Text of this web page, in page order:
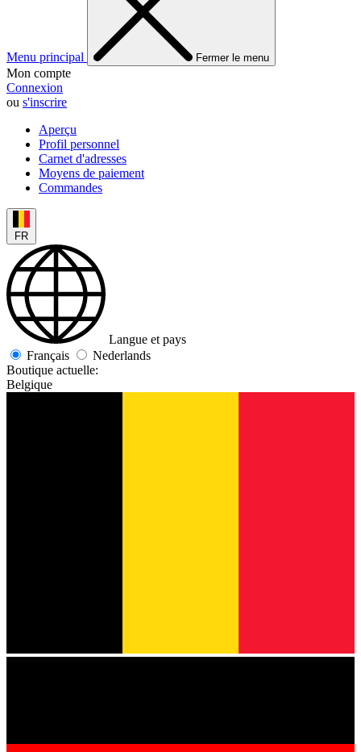
Menu principal Fermer le menu
Mon compte
Connexion
ou s'inscrire
Aperçu
Profil personnel
Carnet d'adresses
Moyens de paiement
Commandes
FR
Langue et pays
Français
Nederlands
Boutique actuelle:
Belgique